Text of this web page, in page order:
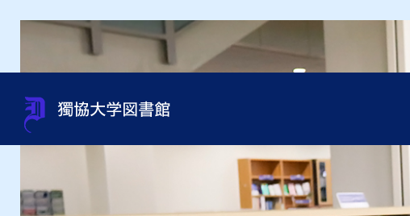
蔵書検索（OPAC） OneSearch（
利用案内 図書館案内
サポート
資料相談（レ
貴重書・特別資料・特別コレ
過去の展示
組織・問い合わせ先一覧 館内施設